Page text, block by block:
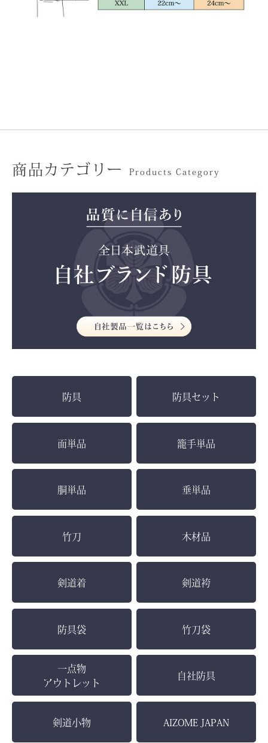
商品カテゴリー Products Category
防具 防具セット
面単品 籠手単品
胴単品 垂単品
竹刀 木材品
剣道着 剣道袴
防具袋 竹刀袋
一点物
アウトレット
自社防具
剣道小物 AIZOME JAPAN